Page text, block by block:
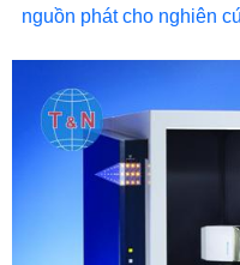
nguồn phát cho nghiên